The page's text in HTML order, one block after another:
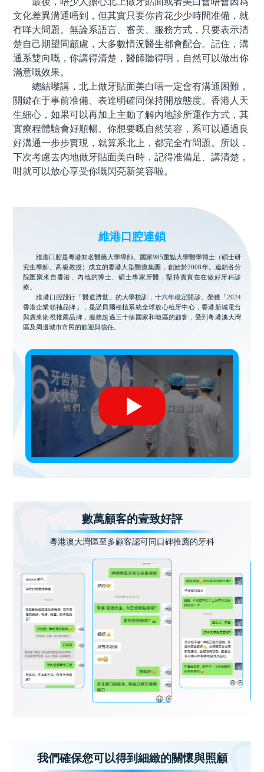
文化差異溝通唔到，但其實只要你肯花少少時間准備，就
冇咩大問題。無論系語言、審美、服務方式，只要表示清
楚自己期望同顧慮，大多數情況醫生都會配合。記住，溝
通系雙向嘅，你講得清楚，醫師聽得明，自然可以做出你
滿意嘅效果。
總結嚟講，北上做牙貼面美白唔一定會有溝通困難，
關鍵在于事前准備、表達明確同保持開放態度。香港人天
生細心，如果可以再加上主動了解內地診所運作方式，其
實療程體驗會好順暢。你想要嘅自然笑容，系可以通過良
好溝通一步步實現，就算系北上，都完全冇問題。所以，
下次考慮去內地做牙貼面美白時，記得准備足、講清楚，
咁就可以放心享受你嘅閃亮新笑容啦。
維港口腔連鎖
維港口腔是粵港知名醫藥大學導師、國家985重點大學醫學博士（碩士研
究生導師、高級教授）成立的香港大型醫療集團，創始於2008年。連鎖各分
院匯聚來自香港、內地的博士、碩士專家牙醫，堅持實實在在做好牙科診
療。
維港口腔踐行「醫道濟世」的大學校訓，十六年穩定開診。榮獲「2024
香港企業領袖品牌」，是諾貝爾種植系統全球放心植牙中心，香港新城電台
與廣東衛視推薦品牌，服務超過三十個國家和地區的顧客，受到粵港澳大灣
區及周邊城市市民的歡迎與信任。
數萬顧客的壹致好評
粵港澳大灣區至多顧客認可同口碑推薦的牙科
我們確保您可以得到細緻的關懷與照顧